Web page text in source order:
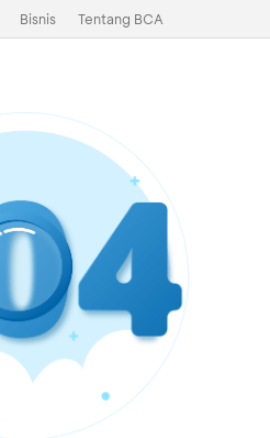
Bisnis Tentang BCA